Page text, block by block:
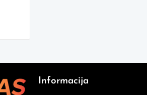
Informacija